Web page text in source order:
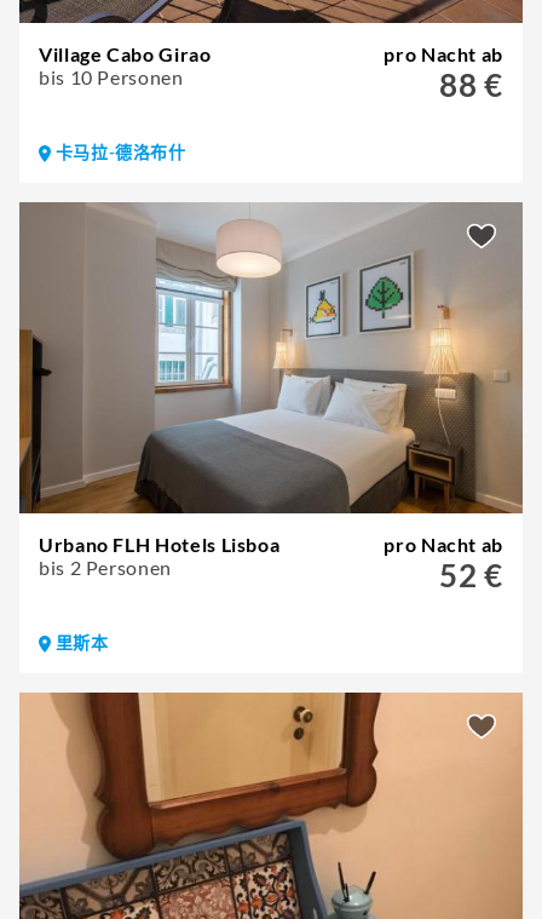
Village Cabo Girao
bis 10 Personen
pro Nacht ab
88 €
卡马拉-德洛布什
Urbano FLH Hotels Lisboa
bis 2 Personen
pro Nacht ab
52 €
里斯本